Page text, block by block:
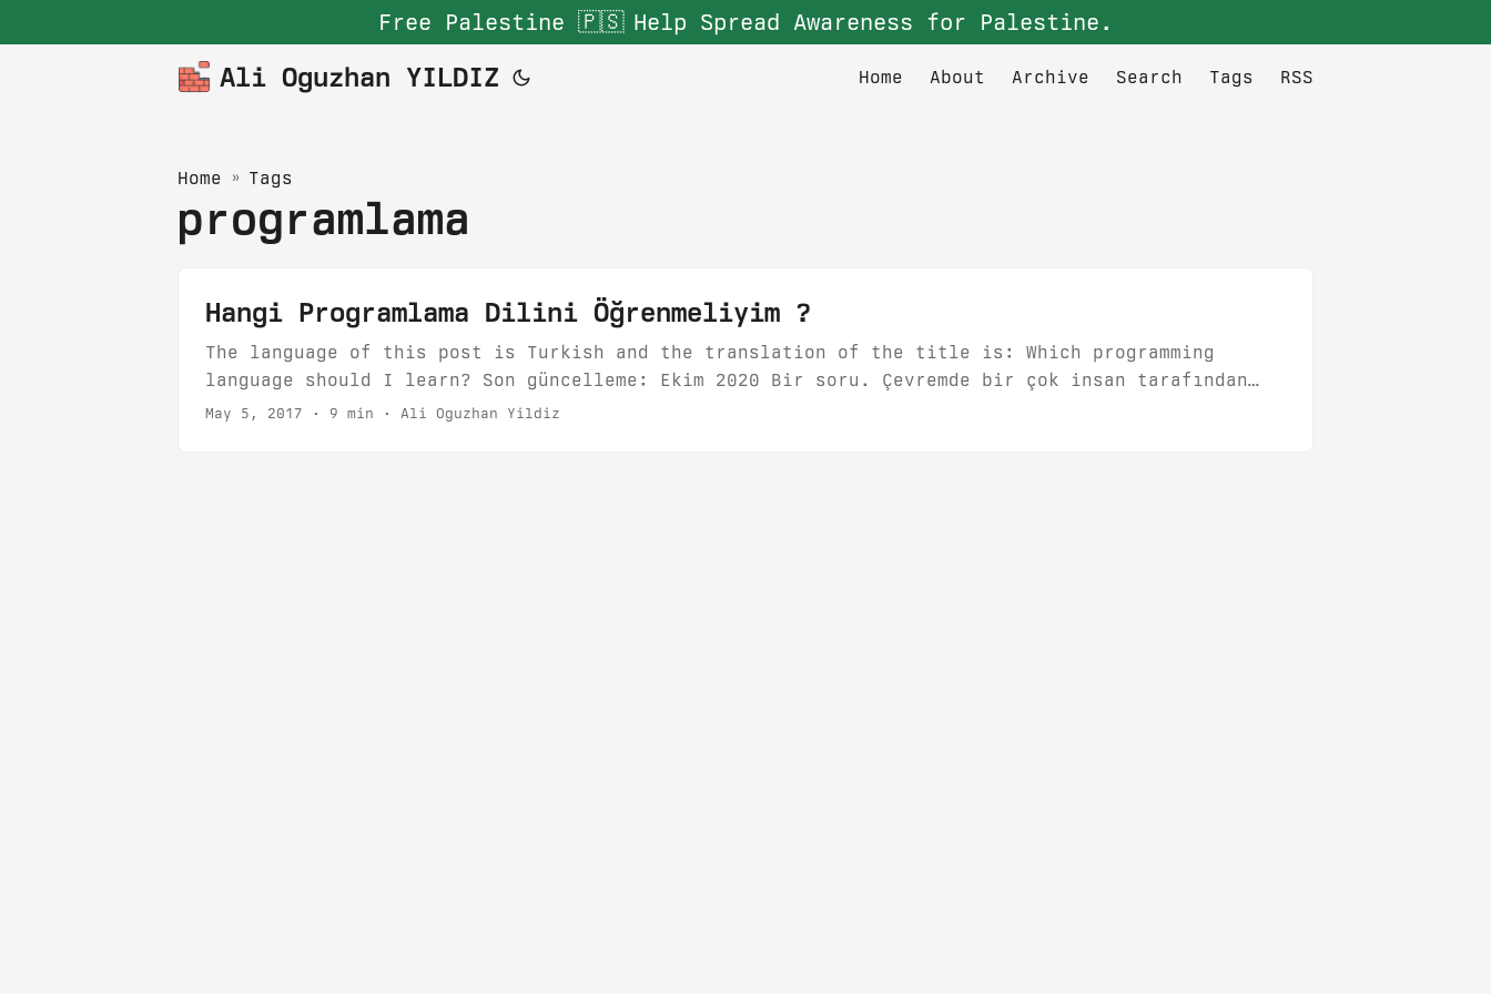
Free Palestine 🇵🇸 Help Spread Awareness for Palestine.
Ali Oguzhan YILDIZ Home About Archive Search Tags RSS
Home » Tags
programlama
Hangi Programlama Dilini Öğrenmeliyim ?
The language of this post is Turkish and the translation of the title is: Which programming
language should I learn? Son güncelleme: Ekim 2020 Bir soru. Çevremde bir çok insan tarafından
mütemadiyen sorulan bir soru. Soruyu soran şahıs farkında olmasa da, aslında bu soruyu sorarkenki
May 5, 2017 · 9 min · Ali Oguzhan Yildiz